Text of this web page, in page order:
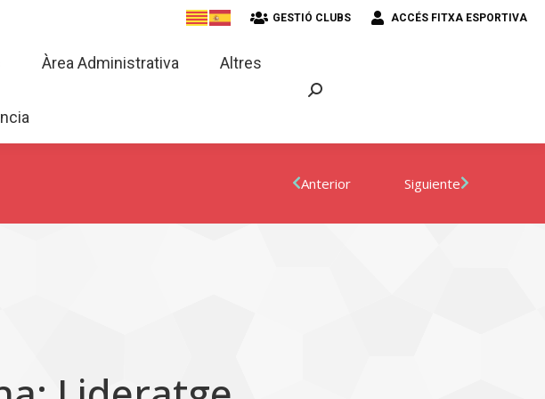
GESTIÓ CLUBS ACCÉS FITXA ESPORTIVA
Àrea Administrativa Altres
Anterior Siguiente
Àrea Administrativa Altres